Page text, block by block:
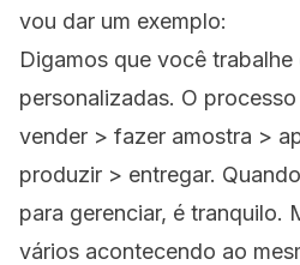
vou dar um exemplo:
Digamos que você
personalizadas. O
vender > fazer amostra >
produzir > entregar.
para gerenciar, é tranquilo.
vários acontecendo ao